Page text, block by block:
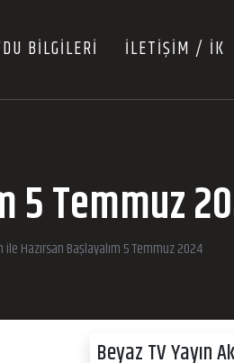
BİLGİLERİ İLETİŞİM / İK
5 Temmuz
ile Hazırsan Başlayalım 5 Temmuz 2024
Beyaz TV Yayın